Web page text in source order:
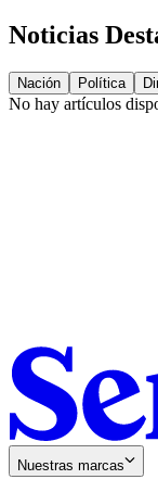
Noticias
Nación Política
No hay artículos
Nuestras marcas